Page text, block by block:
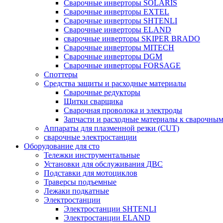
Сварочные инверторы SOLARIS
Сварочные инверторы EXTEL
Сварочные инверторы SHTENLI
Cварочные инверторы ELAND
сварочные инверторы SKIPER BRADO
Сварочные инверторы MITECH
Сварочные инверторы DGM
Сварочные инверторы FORSAGE
Споттеры
Средства защиты и расходные материалы
Сварочные редукторы
Щитки сварщика
Сварочная проволока и электроды
Запчасти и расходные материалы к
Аппараты для плазменной резки (CUT)
сварочные электростанции
Оборудование для сто
Тележки инструментальные
Установки для обслуживания ДВС
Подставки для мотоциклов
Траверсы подъемные
Лежаки подкатные
Электростанции
Электростанции SHTENLI
Электростанции ELAND